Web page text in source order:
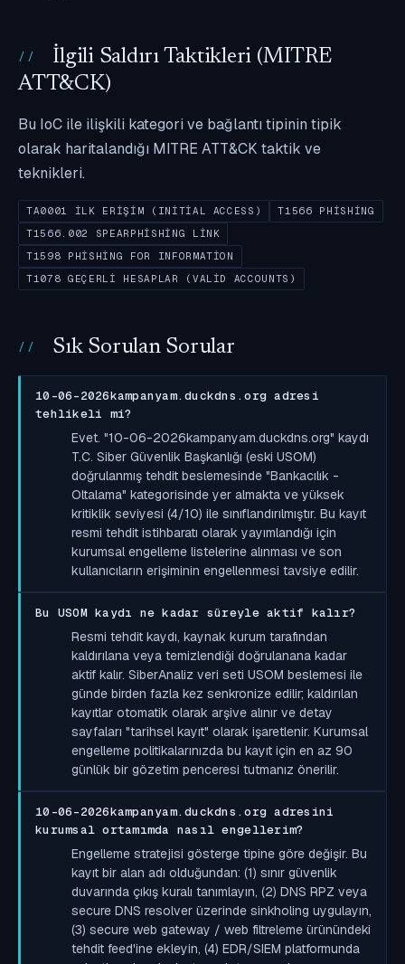
İlgili Saldırı Taktikleri (MITRE
ATT&CK)
Bu IoC ile ilişkili kategori ve bağlantı tipinin tipik
olarak haritalandığı MITRE ATT&CK taktik ve
teknikleri.
TA0001 İLK ERIŞIM (INITIAL ACCESS)
T1566 PHISHING
T1566.002 SPEARPHISHING LINK
T1598 PHISHING FOR INFORMATION
T1078 GEÇERLI HESAPLAR (VALID ACCOUNTS)
Sık Sorulan Sorular
10-06-2026kampanyam.duckdns.org adresi
tehlikeli mi?
Evet. "10-06-2026kampanyam.duckdns.org" kaydı
T.C. Siber Güvenlik Başkanlığı (eski USOM)
doğrulanmış tehdit beslemesinde "Bankacılık -
Oltalama" kategorisinde yer almakta ve yüksek
kritiklik seviyesi (4/10) ile sınıflandırılmıştır. Bu kayıt
resmi tehdit istihbaratı olarak yayımlandığı için
kurumsal engelleme listelerine alınması ve son
kullanıcıların erişiminin engellenmesi tavsiye edilir.
Bu USOM kaydı ne kadar süreyle aktif kalır?
Resmi tehdit kaydı, kaynak kurum tarafından
kaldırılana veya temizlendiği doğrulanana kadar
aktif kalır. SiberAnaliz veri seti USOM beslemesi ile
günde birden fazla kez senkronize edilir; kaldırılan
kayıtlar otomatik olarak arşive alınır ve detay
sayfaları "tarihsel kayıt" olarak işaretlenir. Kurumsal
engelleme politikalarınızda bu kayıt için en az 90
günlük bir gözetim penceresi tutmanız önerilir.
10-06-2026kampanyam.duckdns.org adresini
kurumsal ortamımda nasıl engellerim?
Engelleme stratejisi gösterge tipine göre değişir. Bu
kayıt bir alan adı olduğundan: (1) sınır güvenlik
duvarında çıkış kuralı tanımlayın, (2) DNS RPZ veya
secure DNS resolver üzerinde sinkholing uygulayın,
(3) secure web gateway / web filtreleme ürünündeki
tehdit feed'ine ekleyin, (4) EDR/SIEM platformunda